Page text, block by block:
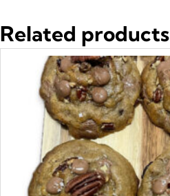
4
9
,
5
0
€
Related products